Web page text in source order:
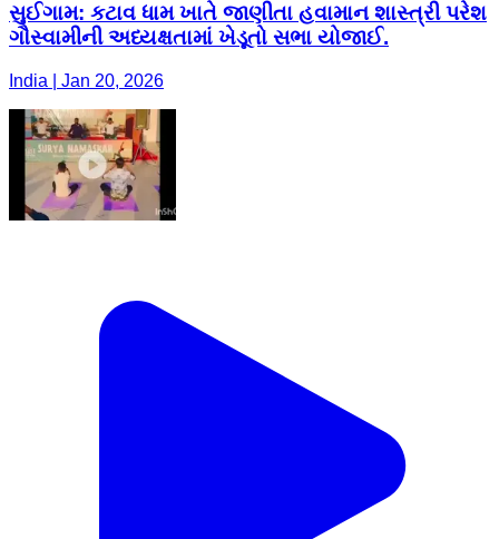
સુઈગામ: કટાવ ધામ ખાતે જાણીતા હવામાન શાસ્ત્રી પરેશ
ગૌસ્વામીની અધ્યક્ષતામાં ખેડૂતો સભા યોજાઈ.
India | Jan 20, 2026